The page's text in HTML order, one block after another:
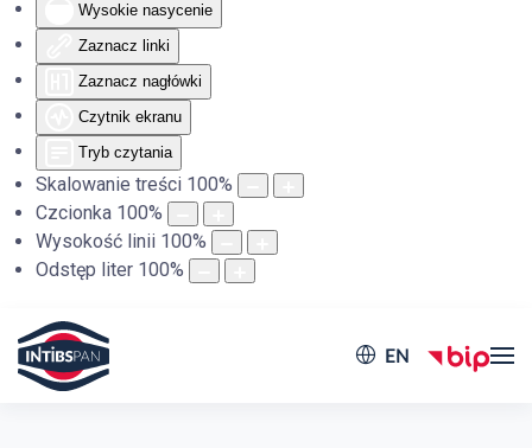
Wysokie nasycenie
Zaznacz linki
Zaznacz nagłówki
Czytnik ekranu
Tryb czytania
Skalowanie treści 100%
Czcionka 100%
Wysokość linii 100%
Odstęp liter 100%
EN